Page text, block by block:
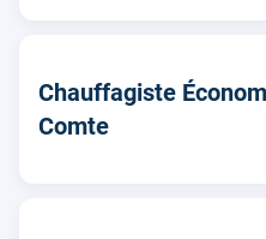
Chauffagiste
Comte